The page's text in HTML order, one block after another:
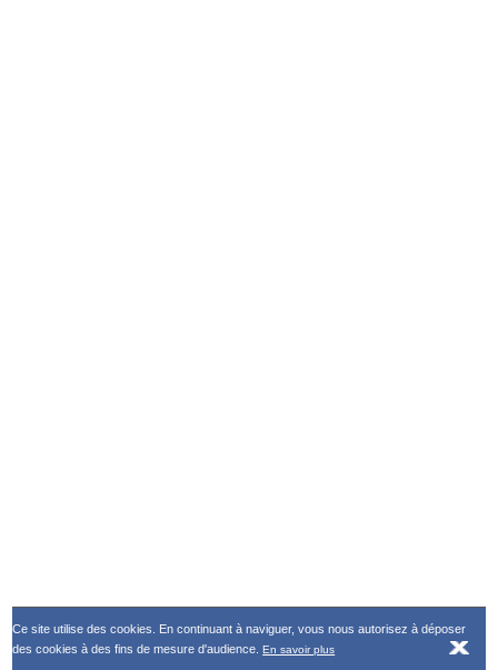
Ce site utilise des cookies. En continuant à naviguer, vous nous autorisez à déposer
des cookies à des fins de mesure d'audience.En savoir plus